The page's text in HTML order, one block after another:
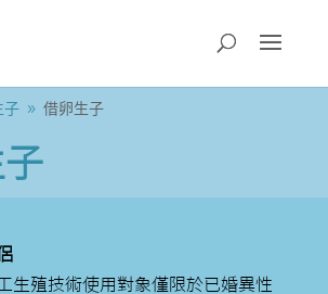
子 9 借卵生子
生殖技術使用對象僅限於已婚異性